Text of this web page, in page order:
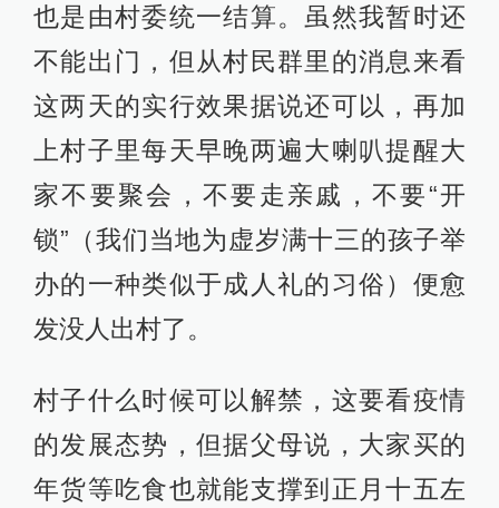
也是由村委统一结算。虽然我暂时还
不能出门，但从村民群里的消息来看
这两天的实行效果据说还可以，再加
上村子里每天早晚两遍大喇叭提醒大
家不要聚会，不要走亲戚，不要“开
锁”（我们当地为虚岁满十三的孩子举
办的一种类似于成人礼的习俗）便愈
发没人出村了。
村子什么时候可以解禁，这要看疫情
的发展态势，但据父母说，大家买的
年货等吃食也就能支撑到正月十五左